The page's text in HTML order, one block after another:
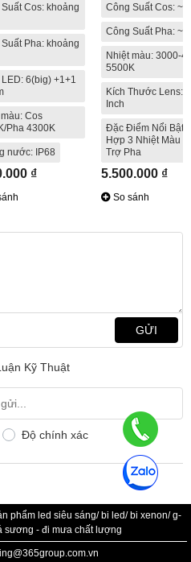
Cos: khoảng
Pha: khoảng
6(big) +1+1
Cos
Pha 4300K
nước: IP68
₫
Công Suất Cos: ~
Công Suất Pha: ~
Nhiệt màu: 3000-
5500K
Kích Thước Lens:
Inch
Đặc Điểm Nổi Bật:
Hợp 3 Nhiệt Màu -
Trợ Pha
5.500.000 ₫
So sánh
GỬI
Kỹ Thuật
Độ chính xác
phẩm led siêu sáng/ bi led/ bi xenon/ g-
sương - đi mưa chất lượng